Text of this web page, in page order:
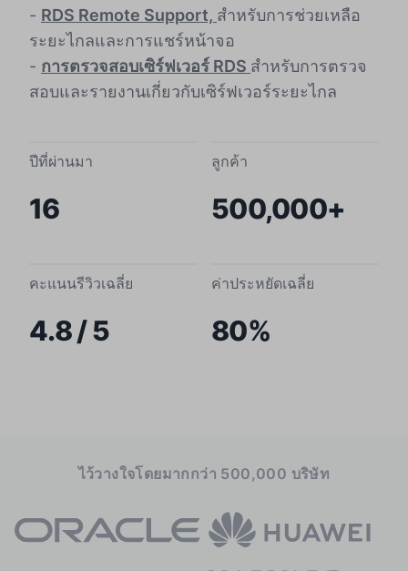
- RDS Remote Support, สำหรับการช่วยเหลือ
ระยะไกลและการแชร์หน้าจอ
- การตรวจสอบเซิร์ฟเวอร์ RDS สำหรับการตรวจ
สอบและรายงานเกี่ยวกับเซิร์ฟเวอร์ระยะไกล
ปีที่ผ่านมา
16
ลูกค้า
500,000+
คะแนนรีวิวเฉลี่ย
4.8 / 5
ค่าประหยัดเฉลี่ย
80%
ไว้วางใจโดยมากกว่า 500,000 บริษัท